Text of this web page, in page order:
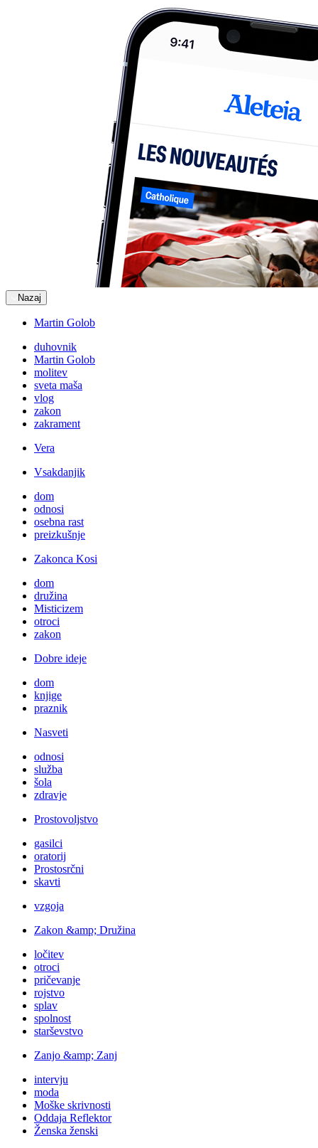
Nazaj
Martin Golob
duhovnik
Martin Golob
molitev
sveta maša
vlog
zakon
zakrament
Vera
Vsakdanjik
dom
odnosi
osebna rast
preizkušnje
Zakonca Kosi
dom
družina
Misticizem
otroci
zakon
Dobre ideje
dom
knjige
praznik
Nasveti
odnosi
služba
šola
zdravje
Prostovoljstvo
gasilci
oratorij
Prostosrčni
skavti
vzgoja
Zakon &amp; Družina
ločitev
otroci
pričevanje
rojstvo
splav
spolnost
starševstvo
Zanjo &amp; Zanj
intervju
moda
Moške skrivnosti
Oddaja Reflektor
Ženska ženski